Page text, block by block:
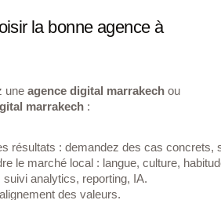
la bonne agence à
une agence digital marrakech ou
marrakech :
résultats : demandez des cas concrets,
le marché local : langue, culture,
analytics, reporting, IA.
des valeurs.